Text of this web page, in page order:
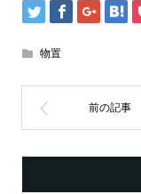
物置